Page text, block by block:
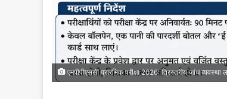
एमपीपीएससी प्रारंभिक परीक्षा 2026: त्रिस्तरीय जांच